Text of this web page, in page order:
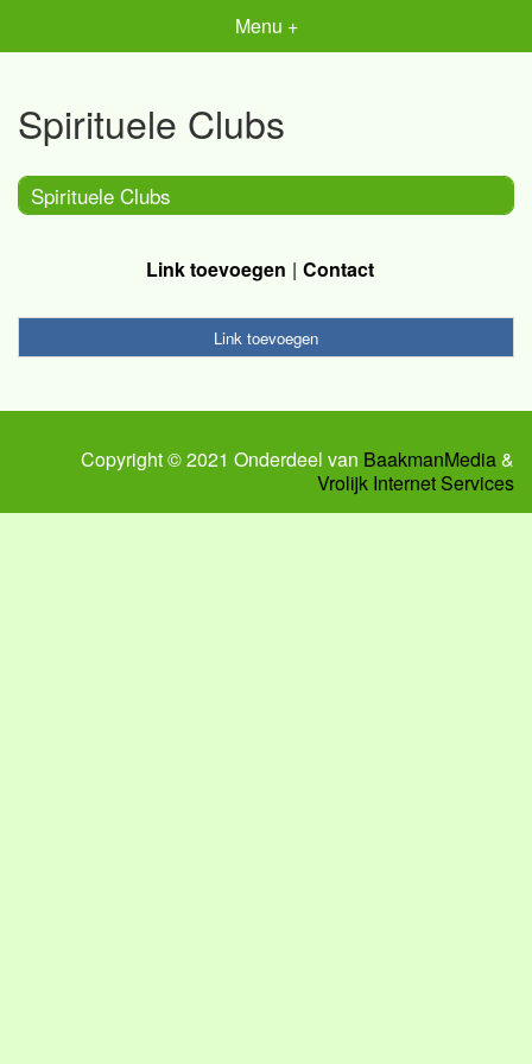
Menu +
Spirituele Clubs
Spirituele Clubs
Link toevoegen Contact
Link toevoegen
Copyright © 2021 Onderdeel van BaakmanMedia&
Vrolijk Internet Services